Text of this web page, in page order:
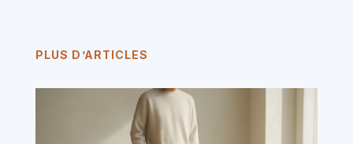
PLUS D’ARTICLES